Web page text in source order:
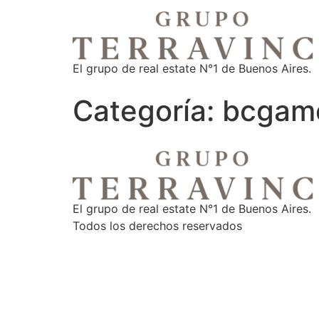
El grupo de real estate N°1 de Buenos Aires.
Categoría:
El grupo de real estate N°1 de Buenos Aires.
Todos los derechos reservados